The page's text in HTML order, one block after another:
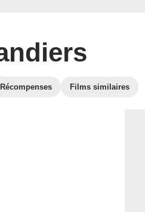
Récompenses Films similaires